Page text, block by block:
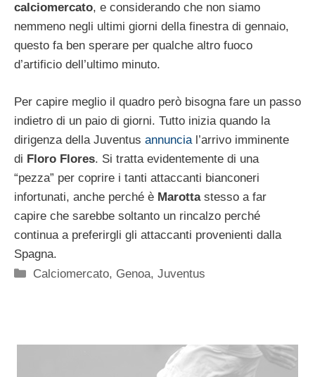
calciomercato, e considerando che non siamo
nemmeno negli ultimi giorni della finestra di gennaio,
questo fa ben sperare per qualche altro fuoco
d’artificio dell’ultimo minuto.
Per capire meglio il quadro però bisogna fare un passo
indietro di un paio di giorni. Tutto inizia quando la
dirigenza della Juventus annuncial’arrivo imminente
di Floro Flores. Si tratta evidentemente di una
“pezza” per coprire i tanti attaccanti bianconeri
infortunati, anche perché è Marotta stesso a far
capire che sarebbe soltanto un rincalzo perché
continua a preferirgli gli attaccanti provenienti dalla
Spagna.
Categorie
Calciomercato, Genoa,Juventus